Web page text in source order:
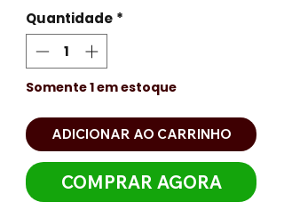
Quantidade *
Somente 1 em estoque
ADICIONAR AO CARRINHO
COMPRAR AGORA